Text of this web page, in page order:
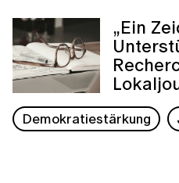
„Ein
Demokratiestärkung